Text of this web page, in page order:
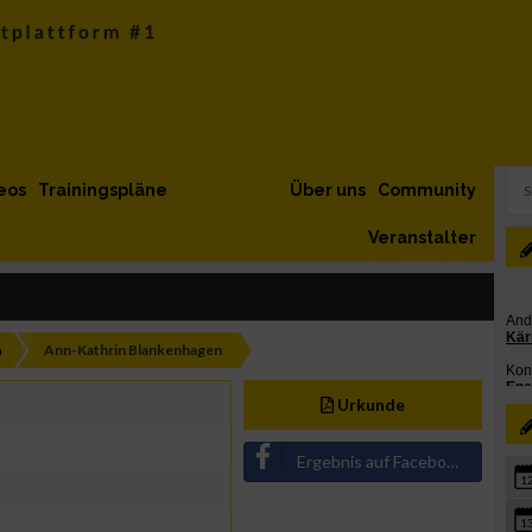
Trainingspläne Community
Über uns
Veranstalter
Ann-Kathrin Blankenhagen
Urkunde
Ergebnis auf Facebook teilen